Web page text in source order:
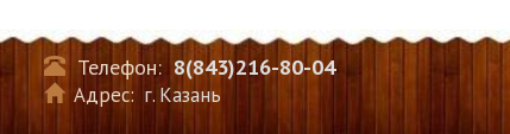
Телефон: 8(843)216-80-04
Адрес: г. Казань